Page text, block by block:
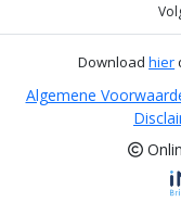
Downloadhier
Algemene